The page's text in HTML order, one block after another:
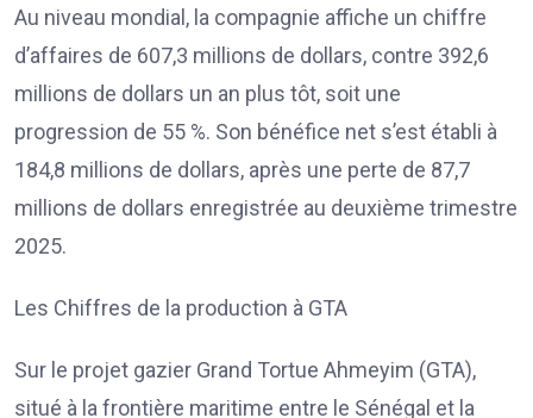
Au niveau mondial, la compagnie affiche un chiffre
d’affaires de 607,3 millions de dollars, contre 392,6
millions de dollars un an plus tôt, soit une
progression de 55 %. Son bénéfice net s’est établi à
184,8 millions de dollars, après une perte de 87,7
millions de dollars enregistrée au deuxième trimestre
2025.
Les Chiffres de la production à GTA
Sur le projet gazier Grand Tortue Ahmeyim (GTA),
situé à la frontière maritime entre le Sénégal et la